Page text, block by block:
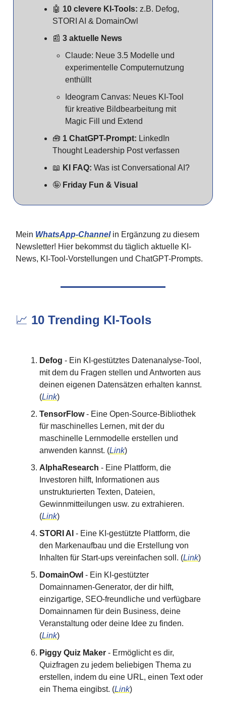
🤖 10 clevere KI-Tools: z.B. Defog,
STORI AI & DomainOwl
📰 3 aktuelle News
Claude: Neue 3.5 Modelle und
experimentelle Computernutzung
enthüllt
Ideogram Canvas: Neues KI-Tool
für kreative Bildbearbeitung mit
Magic Fill und Extend
🧰 1 ChatGPT-Prompt: LinkedIn
Thought Leadership Post verfassen
📖 KI FAQ: Was ist Conversational AI?
🤪 Friday Fun & Visual
Mein WhatsApp-Channelin Ergänzung zu diesem
Newsletter! Hier bekommst du täglich aktuelle KI-
News, KI-Tool-Vorstellungen und ChatGPT-Prompts.
📈 10 Trending KI-Tools
Defog - Ein KI-gestütztes Datenanalyse-Tool,
mit dem du Fragen stellen und Antworten aus
deinen eigenen Datensätzen erhalten kannst.
(Link)
TensorFlow- Eine Open-Source-Bibliothek
für maschinelles Lernen, mit der du
maschinelle Lernmodelle erstellen und
anwenden kannst. (Link)
AlphaResearch - Eine Plattform, die
Investoren hilft, Informationen aus
unstrukturierten Texten, Dateien,
Gewinnmitteilungen usw. zu extrahieren.
(Link)
STORI AI - Eine KI-gestützte Plattform, die
den Markenaufbau und die Erstellung von
Inhalten für Start-ups vereinfachen soll. (Link)
DomainOwl - Ein KI-gestützter
Domainnamen-Generator, der dir hilft,
einzigartige, SEO-freundliche und verfügbare
Domainnamen für dein Business, deine
Veranstaltung oder deine Idee zu finden.
(Link)
Piggy Quiz Maker - Ermöglicht es dir,
Quizfragen zu jedem beliebigen Thema zu
erstellen, indem du eine URL, einen Text oder
ein Thema eingibst. (Link)